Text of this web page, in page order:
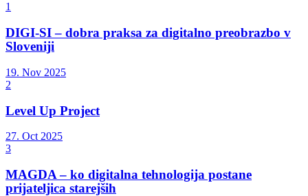
1
DIGI-SI – dobra praksa za digitalno preobrazbo v
Sloveniji
19. Nov 2025
2
Level Up Project
27. Oct 2025
3
MAGDA – ko digitalna tehnologija postane
prijateljica starejših